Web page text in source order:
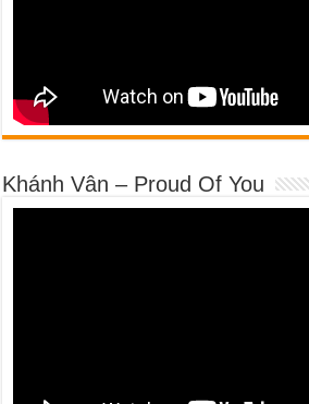
Khánh Vân – Proud Of You